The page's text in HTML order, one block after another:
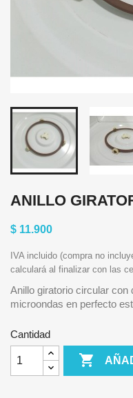
ANILLO
$ 11.900
IVA incluido (compra no
calculará al finalizar con las
Anillo giratorio circular con
microondas en perfecto
Cantidad
